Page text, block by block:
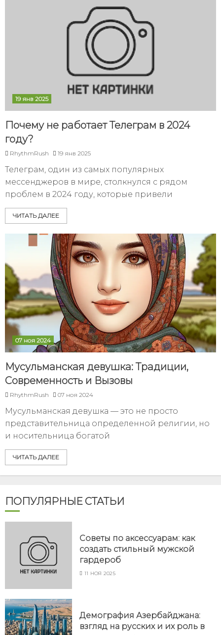
19 янв 2025
Почему не работает Телеграм в 2024
году?
RhythmRush 19 янв 2025
Телеграм, один из самых популярных
мессенджеров в мире, столкнулся с рядом
проблем в 2024 году, которые привели
ЧИТАТЬ ДАЛЕЕ
07 ноя 2024
Мусульманская девушка: Традиции,
Современность и Вызовы
RhythmRush 07 ноя 2024
Мусульманская девушка — это не просто
представительница определенной религии, но
и носительница богатой
ЧИТАТЬ ДАЛЕЕ
ПОПУЛЯРНЫЕ СТАТЬИ
Советы по аксессуарам: как
создать стильный мужской
гардероб
11 НОЯ 2025
Демография Азербайджана:
взгляд на русских и их роль в